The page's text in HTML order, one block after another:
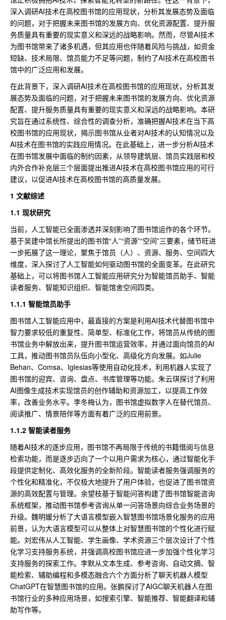
深入调研AI技术在高校图书馆的应用现状，分析其发展态势及面临
的问题，对于把握未来图书馆的发展方向、优化资源配置、提升服
务质量具有重要的现实意义和深远的战略影响。然而，尽管AI技术
为图书馆带来了诸多机遇，但其应用也伴随着风险与挑战，如资金
短缺、技术局限、馆员能力不足等问题，制约了AI技术在高校图书
馆中的广泛应用和发展。
在此背景下，深入调研AI技术在高校图书馆的应用现状，分析其发
展态势及面临的问题，对于把握未来图书馆的发展方向、优化资源
配置、提升服务质量具有重要的现实意义和深远的战略影响。本研
究旨在通过系统性、综合性的调查分析，准确把握AI技术在当下高
校图书馆的应用现状，揭示图书馆从业者对AI技术的认知情况以及
AI技术在图书馆的实践应用情况。在此基础上，进一步分析AI技术
在图书馆发展中面临的制约因素，从领导建筑层、馆员实践层和校
内外合作补充层三个层面提出推进AI技术在高校图书馆应用的可行
建议，以促进AI技术在高校图书馆的高质量发展。
1 文献综述
1.1 现状研究
当前，人工智能已全面渗透并深刻影响了图书馆运作的各个环节。
基于吴建中馆长所提出的图书馆“人”“资源”“空间”三要素，储节旺进
一步拓展了这一理论，聚焦于馆员（人）、资源、服务、空间四大
维度，深入探讨了人工智能如何驱动图书馆的全面变革。在此研究
基础上，可以将图书馆人工智能应用研究分为智能馆员助手、智能
读者服务、智能知识组织、智能馆舍空间四类。
1.1.1 智能馆员助手
图书馆人工智能应用中，最直接的方案是利用AI技术代替图书馆中
智力要求较低的重复性、简单型、标准化工作，将馆员从传统的图
书馆业务中解放出来，提升图书馆运营效率，并通过面向馆员的AI
工具，推动图书馆员队伍向小型化、高级化方向发展。如Julie
Behan、Comsa、Iglesias等使用自动化技术，利用机器人实现了
图书馆的迎宾、咨询、盘点、书库管理等功能。朱云琪探讨了利用
AI图像生成技术实现馆员的创作辅助和资源加工，以提高工作效
率，改善业务水平。李冬梅认为，图书馆虚拟数字人在替代馆员、
阅读推广、情景陪伴等方面有着广泛的应用前景。
1.1.2 智能读者服务
随着AI技术的逐步应用，图书馆不再局限于传统的书籍借阅与信息
检索功能，而是逐步迈向了一个以用户需求为核心，通过智能化手
段提供定制化、高效化服务的全新阶段。智能读者服务强调服务的
个性化和精准化，不仅极大地提升了用户体验，也促进了图书馆资
源的高效配置与管理。余望枝基于智能问答构建了图书馆智能咨询
系统框架，推动图书馆参考咨询从单一问答场景向综合业务场景的
升级。魏明媛分析了大语言模型嵌入智慧图书馆场景化服务的应用
前景，认为大语言模型可以从整体上对智慧图书馆的个性化进行赋
能。刘宏伟从人工智能、学生画像、学术资源三个层次设计了个性
化学习支持服务系统，并强调高校图书馆应进一步加强个性化学习
支持服务的探索工作。李默从文本生成、参考咨询、自动文摘、智
能检索、辅助编程和多模态融合六个方面分析了聊天机器人模型
ChatGPT在智慧图书馆的应用。张鹏探讨了AIGC聊天机器人在图
书馆行业的多种应用场景，如搜索引擎、智能推荐、智能翻译和辅
助写作等。